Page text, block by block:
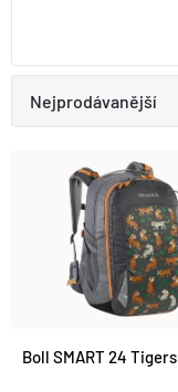
Ř
Nejprodávanější
Nejlevnější
Nejdražší
Abecedně
Boll SMART 24 Tigers